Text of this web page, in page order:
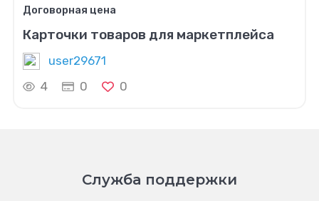
Договорная цена
Карточки товаров для маркетплейса
user29671
4
0 0
Служба поддержки